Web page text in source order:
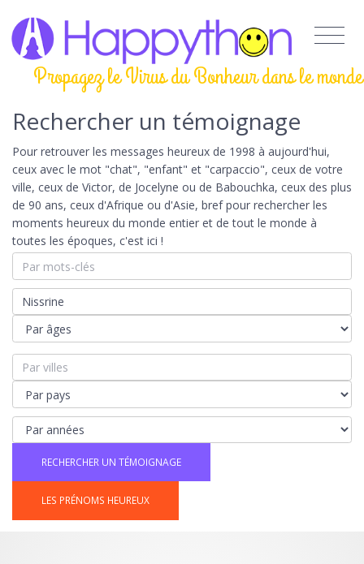
Propagez le Virus du Bonheur dans le monde
Rechercher un témoignage
Pour retrouver les messages heureux de 1998 à aujourd'hui,
ceux avec le mot "chat", "enfant" et "carpaccio", ceux de votre
ville, ceux de Victor, de Jocelyne ou de Babouchka, ceux des plus
de 90 ans, ceux d'Afrique ou d'Asie, bref pour rechercher les
moments heureux du monde entier et de tout le monde à
toutes les époques, c'est ici !
LES PRÉNOMS HEUREUX